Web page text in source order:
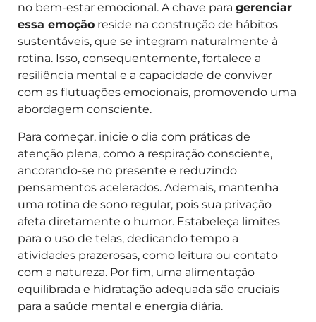
no bem-estar emocional. A chave para gerenciar
essa emoção reside na construção de hábitos
sustentáveis, que se integram naturalmente à
rotina. Isso, consequentemente, fortalece a
resiliência mental e a capacidade de conviver
com as flutuações emocionais, promovendo uma
abordagem consciente.
Para começar, inicie o dia com práticas de
atenção plena, como a respiração consciente,
ancorando-se no presente e reduzindo
pensamentos acelerados. Ademais, mantenha
uma rotina de sono regular, pois sua privação
afeta diretamente o humor. Estabeleça limites
para o uso de telas, dedicando tempo a
atividades prazerosas, como leitura ou contato
com a natureza. Por fim, uma alimentação
equilibrada e hidratação adequada são cruciais
para a saúde mental e energia diária.